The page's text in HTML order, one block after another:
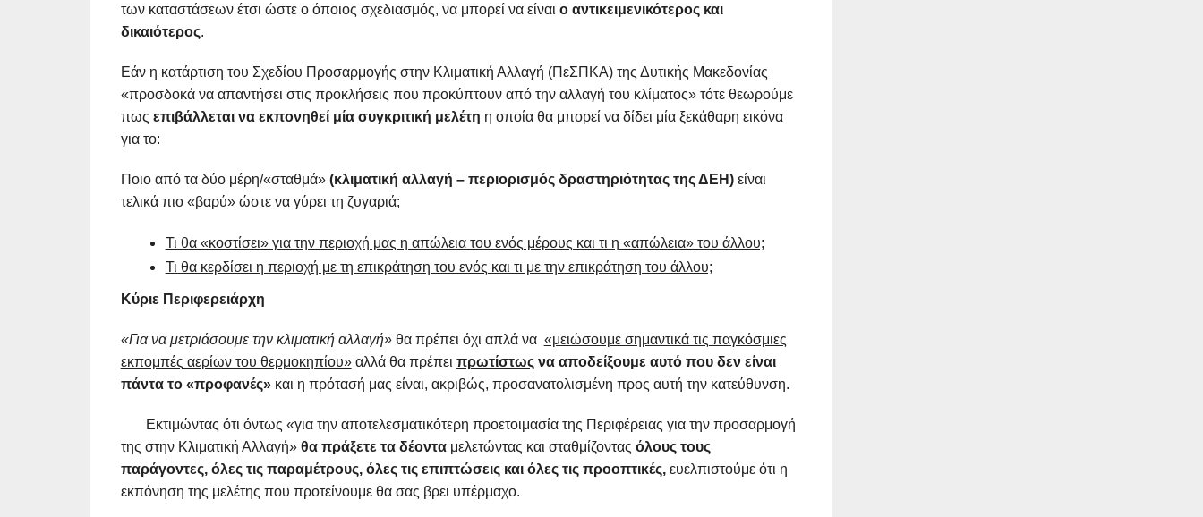
των καταστάσεων έτσι ώστε ο όποιος σχεδιασμός, να μπορεί να είναι ο αντικειμενικότερος και
δικαιότερος.
Εάν η κατάρτιση του Σχεδίου Προσαρμογής στην Κλιματική Αλλαγή (ΠεΣΠΚΑ) της Δυτικής Μακεδονίας
«προσδοκά να απαντήσει στις προκλήσεις που προκύπτουν από την αλλαγή του κλίματος» τότε θεωρούμε
πως επιβάλλεται να εκπονηθεί μία συγκριτική μελέτη η οποία θα μπορεί να δίδει μία ξεκάθαρη εικόνα
για το:
Ποιο από τα δύο μέρη/«σταθμά» (κλιματική αλλαγή – περιορισμός δραστηριότητας της ΔΕΗ) είναι
τελικά πιο «βαρύ» ώστε να γύρει τη ζυγαριά;
Τι θα «κοστίσει» για την περιοχή μας η απώλεια του ενός μέρους και τι η «απώλεια» του άλλου;
Τι θα κερδίσει η περιοχή με τη επικράτηση του ενός και τι με την επικράτηση του άλλου;
Κύριε Περιφερειάρχη
«Για να μετριάσουμε την κλιματική αλλαγή»θα πρέπει όχι απλά να «μειώσουμε σημαντικά τις παγκόσμιες
εκπομπές αερίων του θερμοκηπίου»αλλά θα πρέπει πρωτίστως να αποδείξουμε αυτό που δεν είναι
πάντα το «προφανές»και η πρότασή μας είναι, ακριβώς, προσανατολισμένη προς αυτή την κατεύθυνση.
Εκτιμώντας ότι όντως «για την αποτελεσματικότερη προετοιμασία της Περιφέρειας για την προσαρμογή
της στην Κλιματική Αλλαγή» θα πράξετε τα δέονταμελετώντας και σταθμίζοντας όλους τους
παράγοντες, όλες τις παραμέτρους, όλες τις επιπτώσεις και όλες τις προοπτικές, ευελπιστούμε ότι η
εκπόνηση της μελέτης που προτείνουμε θα σας βρει υπέρμαχο.